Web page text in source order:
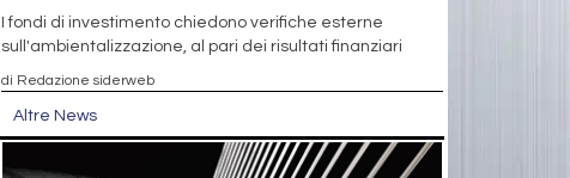
I fondi di investimento chiedono verifiche esterne
sull'ambientalizzazione, al pari dei risultati finanziari
di Redazione siderweb
Altre News